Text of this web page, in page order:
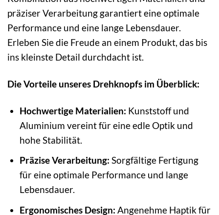
präziser Verarbeitung garantiert eine optimale
Performance und eine lange Lebensdauer.
Erleben Sie die Freude an einem Produkt, das bis
ins kleinste Detail durchdacht ist.
Die Vorteile unseres Drehknopfs im Überblick:
Hochwertige Materialien: Kunststoff und
Aluminium vereint für eine edle Optik und
hohe Stabilität.
Präzise Verarbeitung: Sorgfältige Fertigung
für eine optimale Performance und lange
Lebensdauer.
Ergonomisches Design: Angenehme Haptik für